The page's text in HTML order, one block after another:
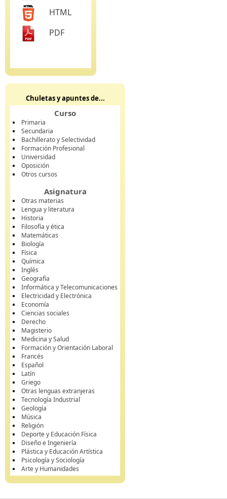
HTML
PDF
Chuletas y apuntes de...
Curso
Primaria
Secundaria
Bachillerato y Selectividad
Formación Profesional
Universidad
Oposición
Otros cursos
Asignatura
Otras materias
Lengua y literatura
Historia
Filosofía y ética
Matemáticas
Biología
Física
Química
Inglés
Geografía
Informática y Telecomunicaciones
Electricidad y Electrónica
Economía
Ciencias sociales
Derecho
Magisterio
Medicina y Salud
Formación y Orientación Laboral
Francés
Español
Latín
Griego
Otras lenguas extranjeras
Tecnología Industrial
Geología
Música
Religión
Deporte y Educación Física
Diseño e Ingeniería
Plástica y Educación Artística
Psicología y Sociología
Arte y Humanidades